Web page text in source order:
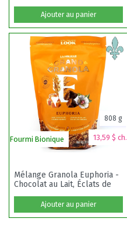
Ajouter au panier
Fourmi Bionique 13,59 $ ch.
808 g
Mélange Granola Euphoria -
Chocolat au Lait, Éclats de
Ajouter au panier